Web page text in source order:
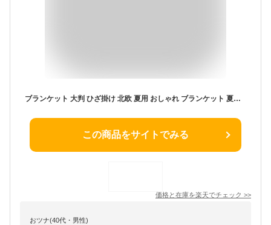
ブランケット 大判 ひざ掛け 北欧 夏用 おしゃれ ブランケット 夏毛布 シングル セミダブル ダブル シングル ロング タオルケット 敬老の日 冷房対策 ブランド マルチカバー オフィス 膝掛け カジュアル 夏 掛け布団 ベッドカバー 海外 布団カバー
この商品をサイトでみる
価格と在庫を楽天でチェック >>
おツナ(40代・男性)